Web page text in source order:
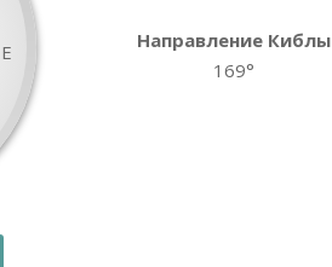
E
Направление Киблы
169°